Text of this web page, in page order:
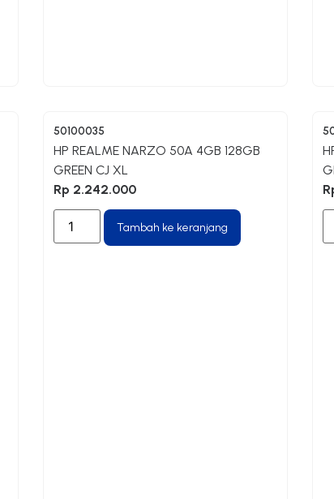
50100035
HP REALME NARZO 50A 4GB 128GB
GREEN CJ XL
Rp 2.242.000
Tambah ke keranjang